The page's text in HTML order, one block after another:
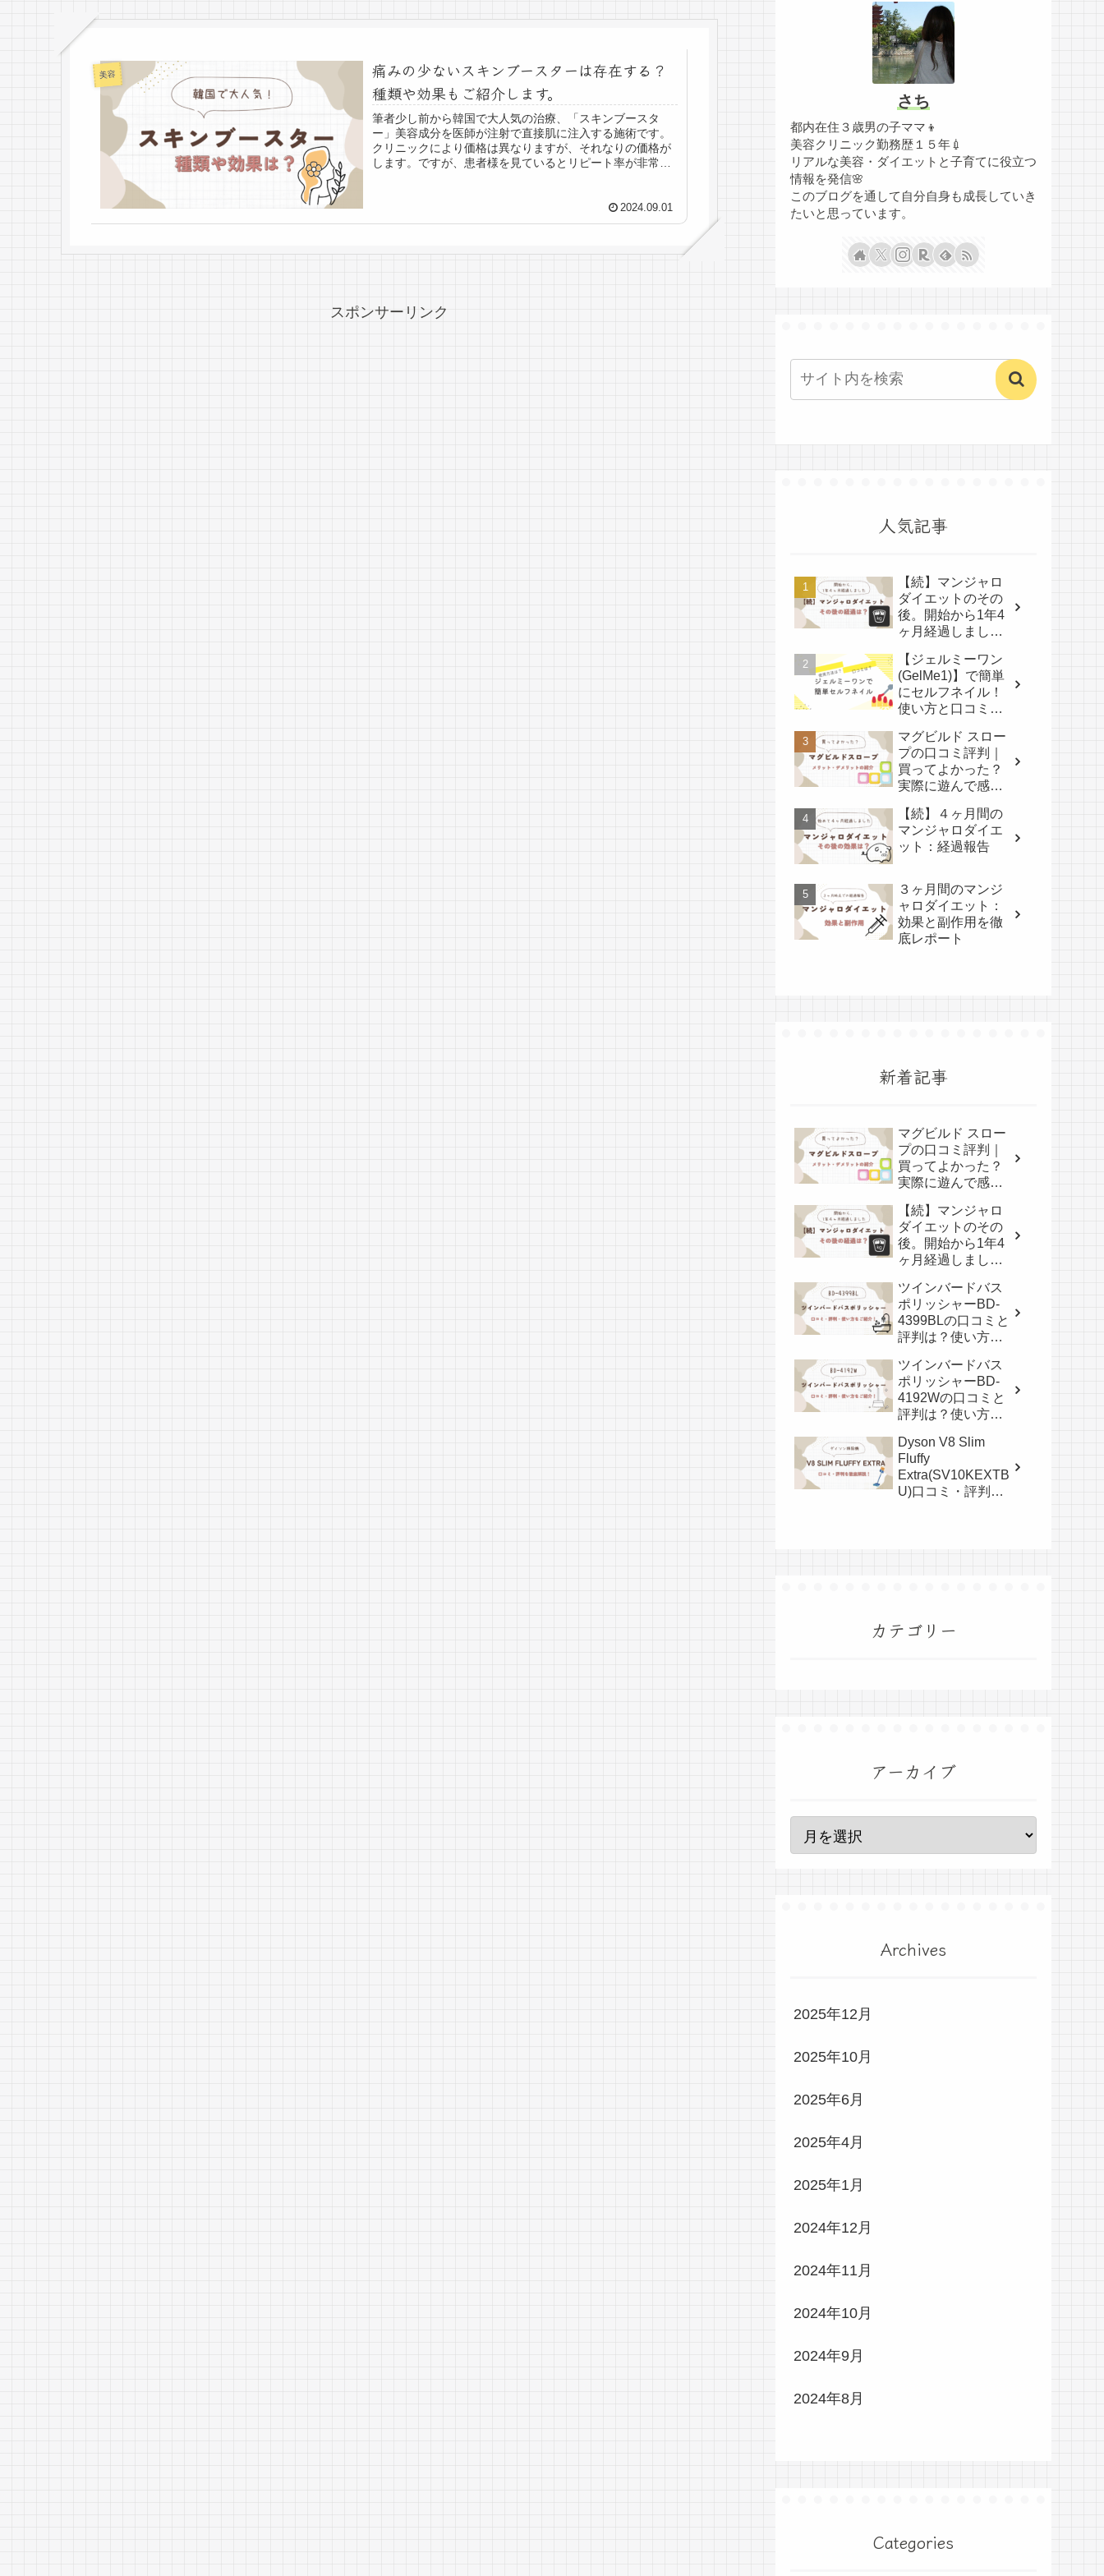
美容
痛みの少ないスキンブースターは存在する？
種類や効果もご紹介します。
筆者少し前から韓国で大人気の治療、「スキンブースタ
ー」美容成分を医師が注射で直接肌に注入する施術です。
クリニックにより価格は異なりますが、それなりの価格が
します。ですが、患者様を見ているとリピート率が非常に
2024.09.01
スポンサーリンク
さち
都内在住３歳男の子ママ👦
美容クリニック勤務歴１５年💉
リアルな美容・ダイエットと子育てに役立つ
情報を発信🌸
このブログを通して自分自身も成長していき
たいと思っています。
人気記事
【続】マンジャロ
ダイエットのその
後。開始から1年4
ヶ月経過しまし
【ジェルミーワン
(GelMe1)】で簡単
にセルフネイル！
使い方と口コミ
マグビルド スロー
プの口コミ評判｜
買ってよかった？
実際に遊んで感じ
リット
【続】４ヶ月間の
マンジャロダイエ
ット：経過報告
３ヶ月間のマンジ
ャロダイエット：
効果と副作用を徹
底レポート
新着記事
マグビルド スロー
プの口コミ評判｜
買ってよかった？
実際に遊んで感じ
リット
【続】マンジャロ
ダイエットのその
後。開始から1年4
ヶ月経過しまし
ツインバードバス
ポリッシャーBD-
4399BLの口コミと
評判は？使い方も
ツインバードバス
ポリッシャーBD-
4192Wの口コミと
評判は？使い方も
Dyson V8 Slim
Fluffy
Extra(SV10KEXTB
U)口コミ・評判を
カテゴリー
アーカイブ
Archives
2025年12月
2025年10月
2025年6月
2025年4月
2025年1月
2024年12月
2024年11月
2024年10月
2024年9月
2024年8月
Categories